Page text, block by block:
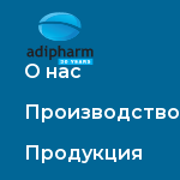
О нас
Производство
Продукция